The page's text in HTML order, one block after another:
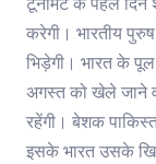
टूर्नामेंट के पहले
करेगी। भारतीय
भिड़ेगी। भारत के
अगस्त को खेले जाने
रहेंगी। बेशक
इसके भारत उसके